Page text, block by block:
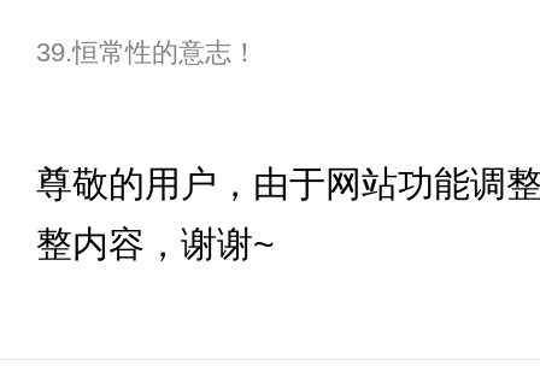
39.恒常性的意志！
尊敬的用户，由于网站功能调
整内容，谢谢~